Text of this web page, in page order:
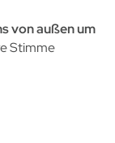
von außen um
Stimme